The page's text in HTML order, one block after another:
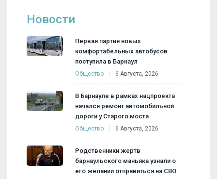
Новости
Первая партия новых
комфортабельных автобусов
поступила в Барнаул
Общество 6 Августа, 2026
В Барнауле в рамках нацпроекта
начался ремонт автомобильной
дороги у Старого моста
Общество 6 Августа, 2026
Родственники жертв
барнаульского маньяка узнали о
его желании отправиться на СВО